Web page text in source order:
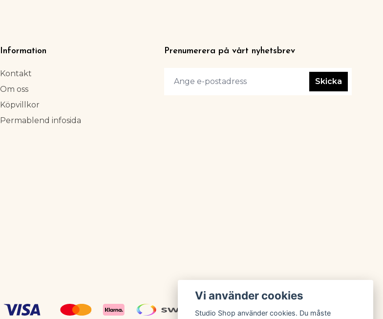
Information
Kontakt
Om oss
Köpvillkor
Permablend infosida
Prenumerera på vårt nyhetsbrev
Skicka
Vi använder cookies
Studio Shop använder cookies. Du måste